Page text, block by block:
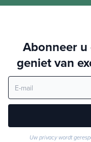
Abonneer
geniet van
Uw privacy wordt